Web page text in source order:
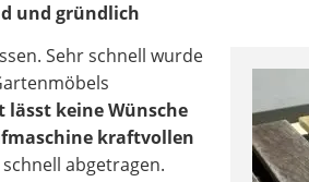
und gründlich
Sehr schnell wurde
keine Wünsche
kraftvollen
abgetragen.